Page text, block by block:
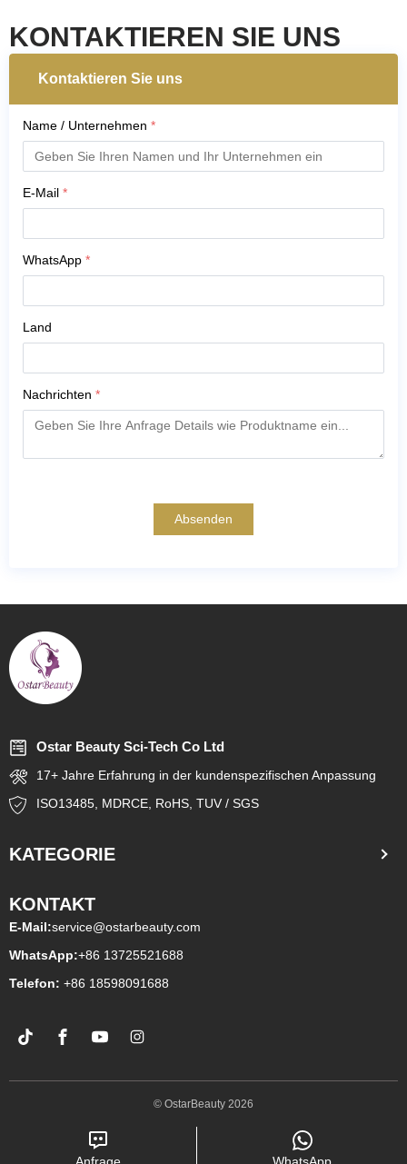
KONTAKTIEREN SIE UNS
Kontaktieren Sie uns
Name / Unternehmen *
E-Mail *
WhatsApp *
Land
Nachrichten *
Absenden
Ostar Beauty Sci-Tech Co Ltd
17+ Jahre Erfahrung in der kundenspezifischen Anpassung
ISO13485, MDRCE, RoHS, TUV / SGS
KATEGORIE
KONTAKT
E-Mail:service@ostarbeauty.com
WhatsApp:+86 13725521688
Telefon: +86 18598091688
© OstarBeauty 2026